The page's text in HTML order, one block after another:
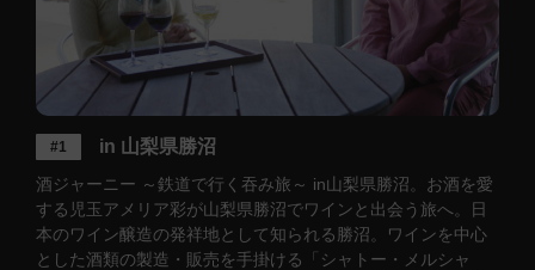
#1 in 山梨県勝沼
酒ジャーニー ～鉄道で行く吞み旅～ in山梨県勝沼。お酒を愛
する児玉アメリア彩が山梨県勝沼でワインと出会う旅へ。日
本のワイン醸造の発祥地として知られる勝沼。ワインを中心
とした酒類の製造・販売を手掛ける「シャトー・メルシャ